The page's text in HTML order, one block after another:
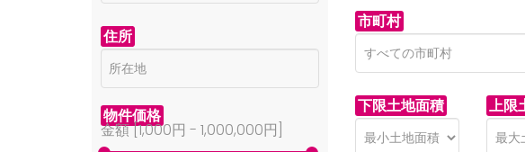
市町村
下限土地面積 上限
住所
物件価格
金額 [1,000円 - 1,000,000円